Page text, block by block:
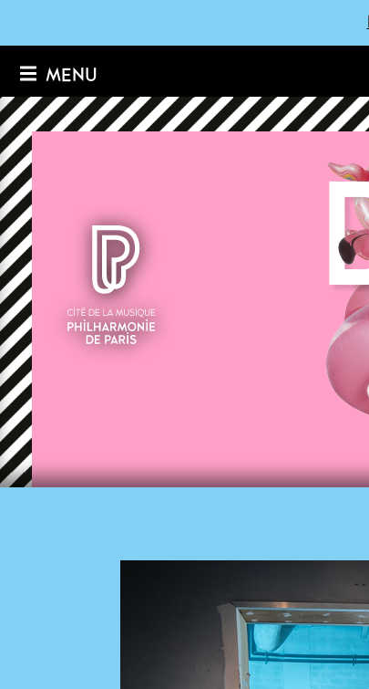
MENU